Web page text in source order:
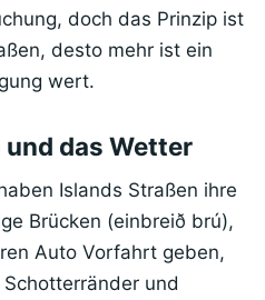
doch das Prinzip ist
desto mehr ist ein
wert.
das Wetter
Islands Straßen ihre
Brücken (einbreið brú),
Auto Vorfahrt geben,
und